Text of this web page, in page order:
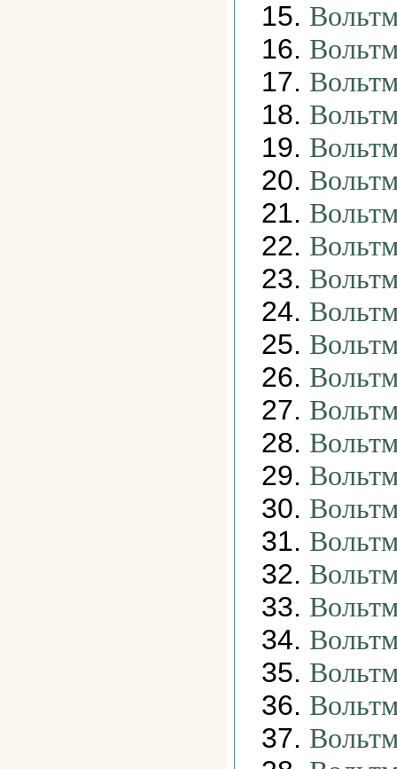
15.
16.
17.
18.
19.
20.
21.
22.
23.
24.
25.
26.
27.
28.
29.
30.
31.
32.
33.
34.
35.
36.
37.